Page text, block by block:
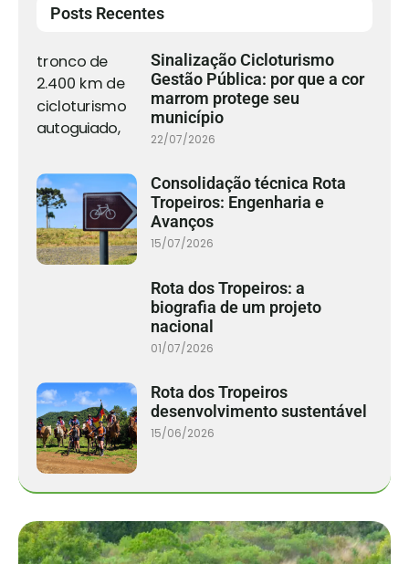
Posts Recentes
Sinalização Cicloturismo
Gestão Pública: por que a cor
marrom protege seu
município
22/07/2026
Consolidação técnica Rota
Tropeiros: Engenharia e
Avanços
15/07/2026
Rota dos Tropeiros: a
biografia de um projeto
nacional
01/07/2026
Rota dos Tropeiros
desenvolvimento sustentável
15/06/2026